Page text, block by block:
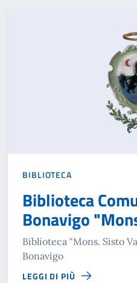
BIBLIOTECA
Biblioteca
Bonavigo
Biblioteca "Mons. Sisto
Bonavigo
LEGGI DI PIÙ